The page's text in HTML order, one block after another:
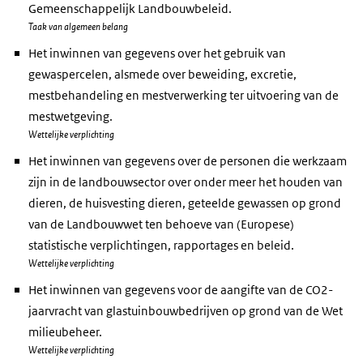
Gemeenschappelijk Landbouwbeleid.
Taak van algemeen belang
Het inwinnen van gegevens over het gebruik van
gewaspercelen, alsmede over beweiding, excretie,
mestbehandeling en mestverwerking ter uitvoering van de
mestwetgeving.
Wettelijke verplichting
Het inwinnen van gegevens over de personen die werkzaam
zijn in de landbouwsector over onder meer het houden van
dieren, de huisvesting dieren, geteelde gewassen op grond
van de Landbouwwet ten behoeve van (Europese)
statistische verplichtingen, rapportages en beleid.
Wettelijke verplichting
Het inwinnen van gegevens voor de aangifte van de CO2-
jaarvracht van glastuinbouwbedrijven op grond van de Wet
milieubeheer.
Wettelijke verplichting